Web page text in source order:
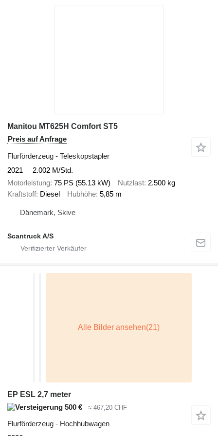
Manitou MT625H Comfort ST5
Preis auf Anfrage
Flurförderzeug - Teleskopstapler
2021
2.002 M/Std.
Motorleistung 75 PS (55.13 kW) Nutzlast 2.500 kg
Kraftstoff Diesel Hubhöhe 5,85 m
Dänemark, Skive
Scantruck A/S
EP ESL 2,7 meter
500 €
≈ 467,20 CHF
Flurförderzeug - Hochhubwagen